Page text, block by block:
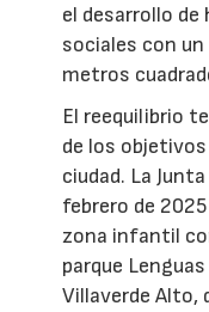
el desarrollo
sociales con un
metros
El reequilibrio
de los objetivos
ciudad. La
febrero de
zona infantil
parque
Villaverde Alto,